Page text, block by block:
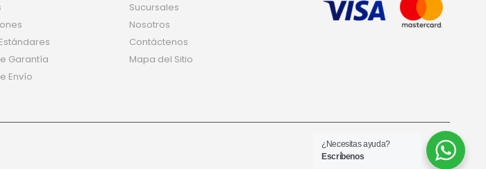
Garantía
Envío
Sucursales
Nosotros
Contáctenos
Mapa del Sitio
¿Necesitas ayuda?
Escríbenos